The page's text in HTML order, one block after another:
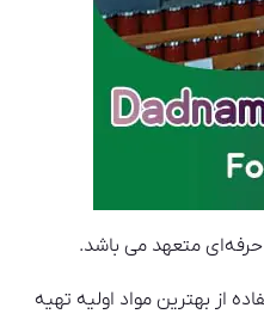
متعهد می باشد.
از بهترین مواد اولیه تهیه